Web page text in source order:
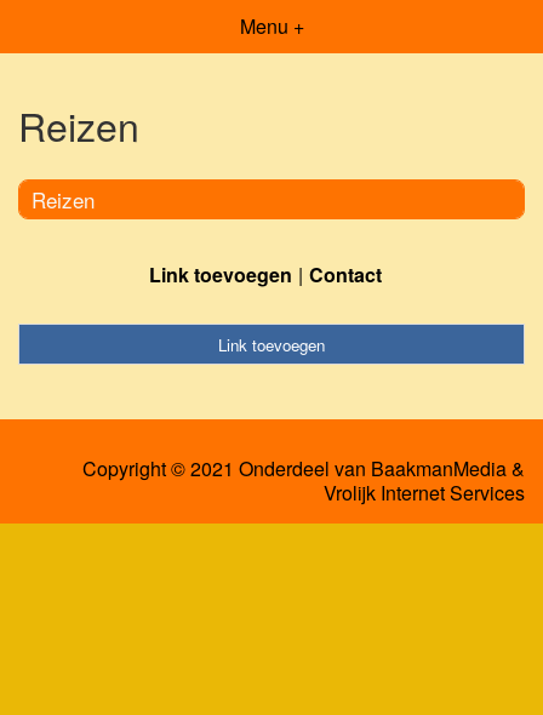
Menu +
Reizen
Reizen
Link toevoegen Contact
Link toevoegen
Copyright © 2021 Onderdeel van BaakmanMedia&
Vrolijk Internet Services